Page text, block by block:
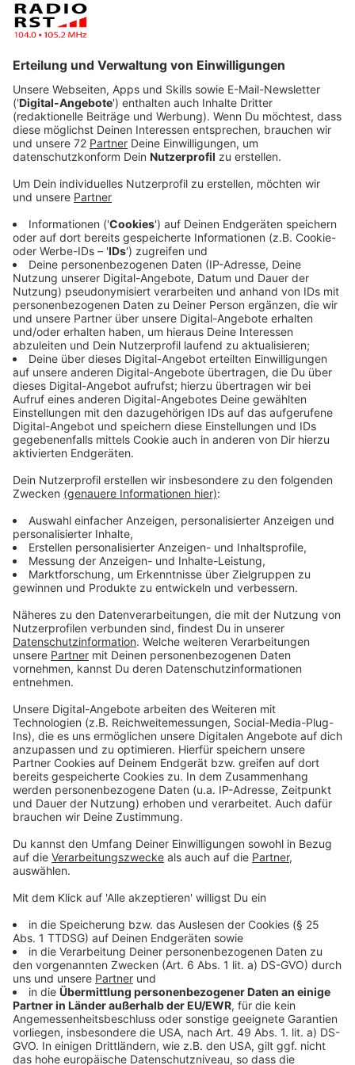
Veröffentlicht:
Anzeige
Der 28-jährige Münsteraner ist angeklagt, den heute
elf Jahre alten Sohn seiner Lebensgefährtin immer
wieder vergewaltigt und anderen Männern zum
Missbrauch angeboten zu haben.
Hohe Gefängnisstrafen für drei weitere
Angeklagte gefordert
Anzeige
Nach dem Willen der Anklage soll ein 36-Jähriger aus
Hannover für zehn Jahre ins Gefängnis, ein 43-Jähriger
aus Schorfheide in Brandenburg für elf-einhalb Jahre
und ein 31-Jähriger aus dem hessischen Staufenberg
für zwölf Jahre. Für alle fordert die
Sicherungsverwahrung.
Anzeige
Mutter des Hauptangeklagten wegen Beihilfe
vor Gericht
Anzeige
Das Plädoyer wurde zum Schutz der Opfer unter
Mutter des Hauptangeklagten geht die Anklage davon
aus, dass sie wusste, was ihr Sohn tat – unter anderem
in ihrer Gartenlaube - und nichts dagegen
unternommen hat. Sie ist wegen Beihilfe angeklagt.
Anzeige
Urteil Ende Juni/Anfang Juli erwartet
Der Prozess geht am Donnerstag (17.06.) mit den
Plädoyers der Nebenkläger weiter. Ein Urteil fällt das
Landgericht Münster Ende Juni oder Anfang Juli. In
dem Komplex sind schon fünf Männer zu
Freiheitsstrafen verurteilt. Insgesamt hat die Polizei
mehr als 50 Tatverdächtige identifiziert, von denen
derzeit etwa 30 in Haft sitzen.